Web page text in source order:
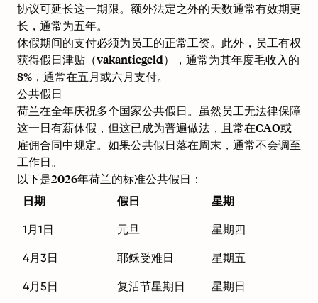
协议可延长这一期限。额外法定之外的天数通常有效期更
长，通常为五年。
休假期间的支付必须为员工的正常工资。此外，员工有权
获得假日津贴（vakantiegeld），通常为其年度毛收入的
8%，通常在五月或六月支付。
公共假日
荷兰在全年庆祝多个国家公共假日。虽然员工无法律保障
这一日有薪休假，但这已成为普遍做法，且常在CAO或
雇佣合同中规定。如果公共假日落在周末，通常不会调至
工作日。
以下是2026年荷兰的标准公共假日：
日期 假日 星期
1月1日 元旦 星期四
4月3日 耶稣受难日 星期五
4月5日 复活节星期日 星期日